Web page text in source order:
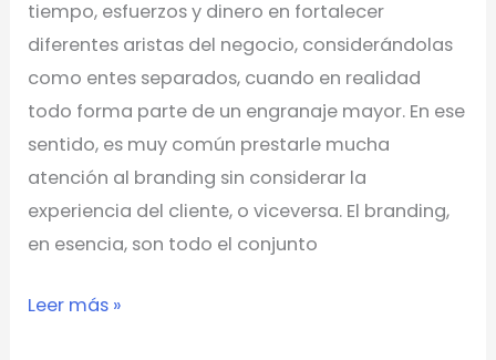
tiempo, esfuerzos y dinero en fortalecer
diferentes aristas del negocio, considerándolas
como entes separados, cuando en realidad
todo forma parte de un engranaje mayor. En ese
sentido, es muy común prestarle mucha
atención al branding sin considerar la
experiencia del cliente, o viceversa. El branding,
en esencia, son todo el conjunto
más
allá
de
una
promesa
Leer más »